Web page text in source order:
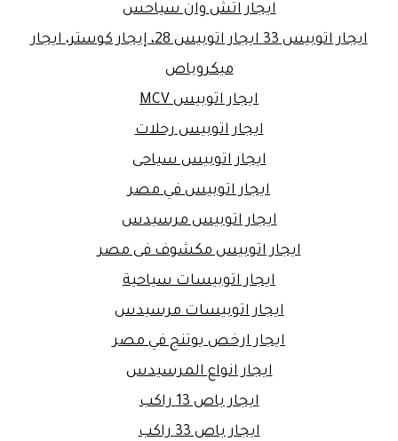
ايجار اتش وان سياحس
ايجار اتوبيس 33 ايجار اتوبيس 28، إيجار كوستر، ايجار
ميكروباص
ايجار اتوبيس MCV
ايجار اتوبيس رحلات
ايجار اتوبيس سياحى
ايجار اتوبيس في مصر
ايجار اتوبيس مرسيدس
ايجار اتوبيس مكشوف فى مصر
ايجار اتوبيسات سياحية
ايجار اتوبيسات مرسيدس
ايجار ارخص يوتنج في مصر
ايجار انواع المرسيدس
ايجار باص 13 راكب
ايجار باص 33 راكب